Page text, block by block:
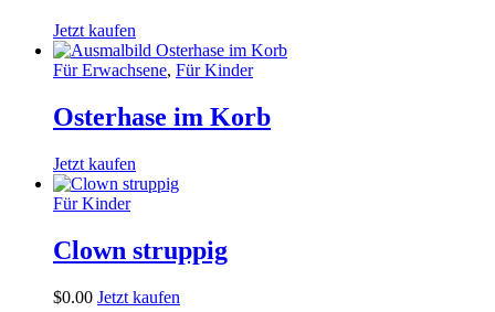
Jetzt kaufen
Für Erwachsene, Für Kinder
Osterhase im Korb
Jetzt kaufen
Für Kinder
Clown struppig
$0.00 Jetzt kaufen